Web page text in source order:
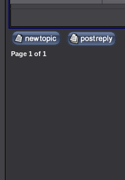
Page 1 of 1